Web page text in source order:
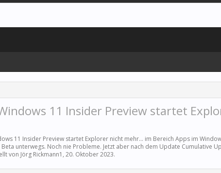
11 Insider Preview startet
11 Insider Preview startet Explorer nicht mehr... im Bereich Apps im
unterwegs. Noch nie Probleme. Jetzt aber nach dem Update Cumulative
von Jörg Rickmann1 , 20. Oktober 2023.